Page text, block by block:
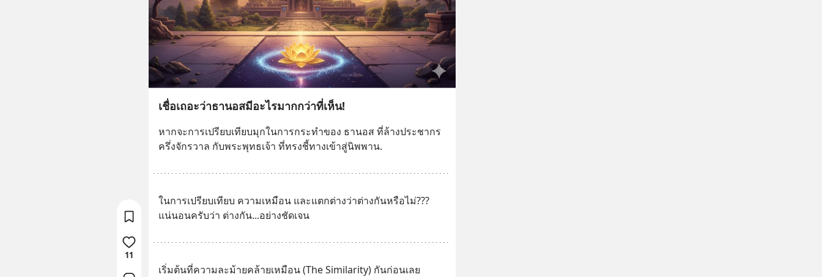
เชื่อเถอะว่าธานอสมีอะไรมากกว่าที่เห็น!
หากจะการเปรียบเทียบมุกในการกระทำของ ธานอส ที่ล้างประชากร
ครึ่งจักรวาล กับพระพุทธเจ้า ที่ทรงชี้ทางเข้าสู่นิพพาน.
ในการเปรียบเทียบ ความเหมือน และแตกต่างว่าต่างกันหรือไม่???
แน่นอนครับว่า ต่างกัน...อย่างชัดเจน
เริ่มต้นที่ความละม้ายคล้ายเหมือน (The Similarity) กันก่อนเลย
11